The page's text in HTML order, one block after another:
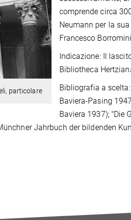
particolare
comprende circa
Neumann per la
Francesco
Indicazione: Il
Bibliotheca
Bibliografia a
Baviera-Pasing
Baviera 1937); "Die
Jahrbuch der bildenden